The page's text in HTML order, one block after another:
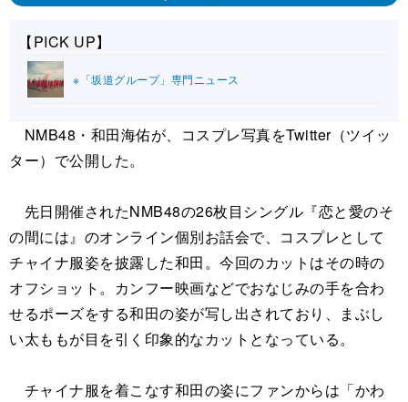
【PICK UP】
※「坂道グループ」専門ニュース
NMB48・和田海佑が、コスプレ写真をTwitter（ツイッ
ター）で公開した。
先日開催されたNMB48の26枚目シングル『恋と愛のそ
の間には』のオンライン個別お話会で、コスプレとして
チャイナ服姿を披露した和田。今回のカットはその時の
オフショット。カンフー映画などでおなじみの手を合わ
せるポーズをする和田の姿が写し出されており、まぶし
い太ももが目を引く印象的なカットとなっている。
チャイナ服を着こなす和田の姿にファンからは「かわ